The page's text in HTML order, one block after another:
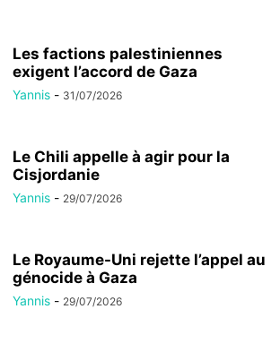
Les factions palestiniennes
exigent l’accord de Gaza
Yannis - 31/07/2026
Le Chili appelle à agir pour la
Cisjordanie
Yannis - 29/07/2026
Le Royaume-Uni rejette l’appel au
génocide à Gaza
Yannis - 29/07/2026